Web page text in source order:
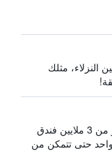
النزلاء، مثلك
يبحث HotelsCombined في أكثر من 3 ملايين فندق
حتى تتمكن من